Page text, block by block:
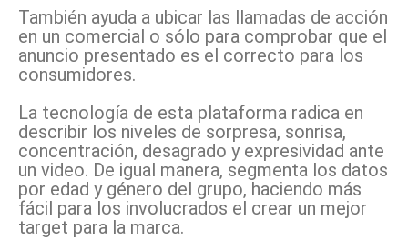
También ayuda a ubicar las llamadas de acción
en un comercial o sólo para comprobar que el
anuncio presentado es el correcto para los
consumidores.
La tecnología de esta plataforma radica en
describir los niveles de sorpresa, sonrisa,
concentración, desagrado y expresividad ante
un video. De igual manera, segmenta los datos
por edad y género del grupo, haciendo más
fácil para los involucrados el crear un mejor
target para la marca.